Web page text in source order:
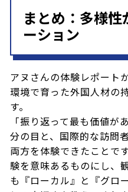
まとめ：多様
ーション
アヌさんの体験レポート
環境で育った外国人材の
す。
「振り返って最も価値が
分の目と、国際的な訪問
両方を体験できたことで
験を意味あるものにし、
も『ローカル』と『グロ